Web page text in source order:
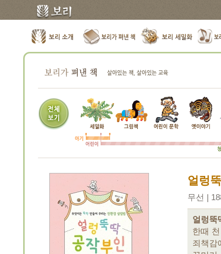
얼렁
무선 |
얼렁뚝
한때
죄책